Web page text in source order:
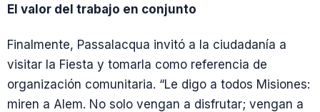
El valor del trabajo en conjunto
Finalmente, Passalacqua invitó a la ciudadanía a
visitar la Fiesta y tomarla como referencia de
organización comunitaria. “Le digo a todos Misiones:
miren a Alem. No solo vengan a disfrutar; vengan a